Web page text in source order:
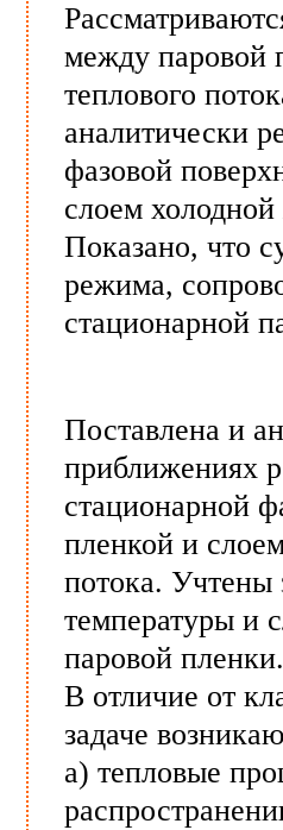
между паровой
теплового
аналитически
фазовой
слоем
Показано, что
режима,
стационарной
Поставлена и
приближениях
стационарной
пленкой и
потока. Учтены
температуры и
паровой пленки.
В отличие от
задаче
а) тепловые